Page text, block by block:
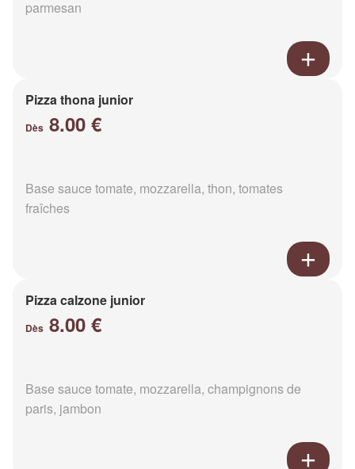
parmesan
Pizza thona junior
Dès 8.00 €
Base sauce tomate, mozzarella, thon, tomates
fraîches
Pizza calzone junior
Dès 8.00 €
Base sauce tomate, mozzarella, champignons de
paris, jambon